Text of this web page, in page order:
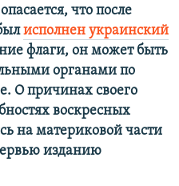
что после
исполнен украинский
флаги, он может быть
органами по
О причинах своего
воскресных
на материковой части
изданию